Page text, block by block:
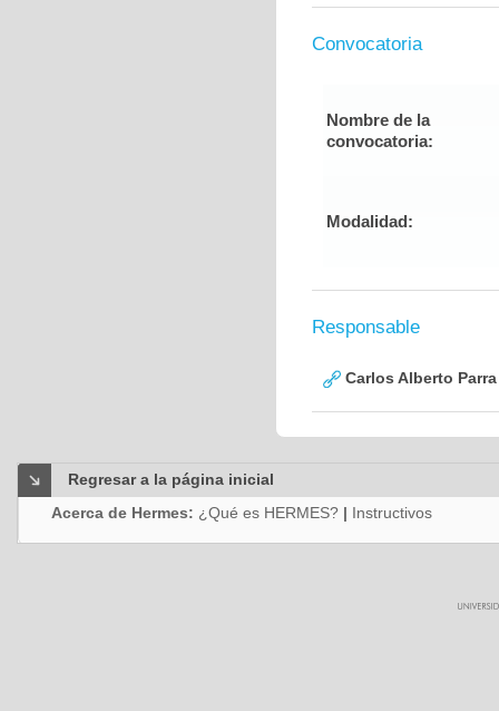
Convocatoria
Nombre de la
convocatoria:
Modalidad:
Responsable
Carlos Alberto
Regresar a la página inicial
Acerca de Hermes: ¿Qué es HERMES? | Instructivos